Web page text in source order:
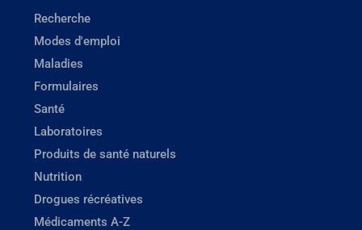
Recherche
Modes d'emploi
Maladies
Formulaires
Santé
Laboratoires
Produits de santé naturels
Nutrition
Drogues récréatives
Médicaments A-Z